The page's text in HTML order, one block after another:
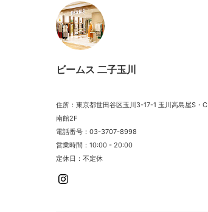
ビームス 二子玉川
住所：東京都世田谷区玉川3-17-1 玉川高島屋S・C
南館2F
電話番号：03-3707-8998
営業時間：10:00 - 20:00
定休日：不定休